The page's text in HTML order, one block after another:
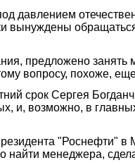
давлением
вынуждены
предложено занять
вопросу, похоже,
срок Сергея
и, возможно, в
"Роснефти" в
найти менеджера,